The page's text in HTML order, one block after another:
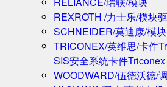
REXROTH /力士乐/模块
SCHNEIDER/莫迪康/模块
TRICONEX/英维思/卡件
SIS安全系统卡件
WOODWARD/伍德沃德/